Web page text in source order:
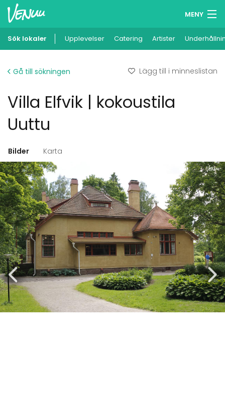
MENY
Minneslista
Lägg till din lokal
Sök lokaler Upplevelser Catering Artister
Gå till sökningen Lägg till i minneslistan
Villa Elfvik | kokoustila
Uuttu
Bilder Karta